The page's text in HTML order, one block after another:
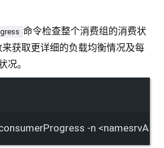
命令检查整个消费组的消费状
来获取更详细的负载均衡情况及每
况。
-n